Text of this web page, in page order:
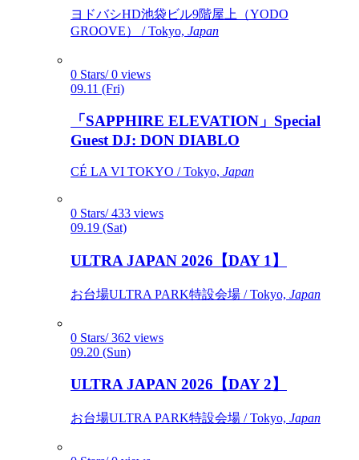
ヨドバシHD池袋ビル9階屋上（YODO
GROOVE） / Tokyo, Japan
0 Stars/ 0 views
09.11 (Fri)
「SAPPHIRE ELEVATION」Special
Guest DJ: DON DIABLO
CÉ LA VI TOKYO / Tokyo, Japan
0 Stars/ 433 views
09.19 (Sat)
ULTRA JAPAN 2026【DAY 1】
お台場ULTRA PARK特設会場 / Tokyo, Japan
0 Stars/ 362 views
09.20 (Sun)
ULTRA JAPAN 2026【DAY 2】
お台場ULTRA PARK特設会場 / Tokyo, Japan